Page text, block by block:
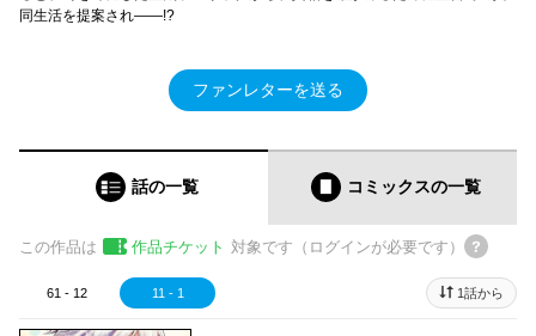
同生活を提案され――!?
ファンレターを送る
話の一覧 コミックスの一覧
この作品は 作品チケット 対象です（ログインが必要です）
61 - 12 11 - 1 1話から